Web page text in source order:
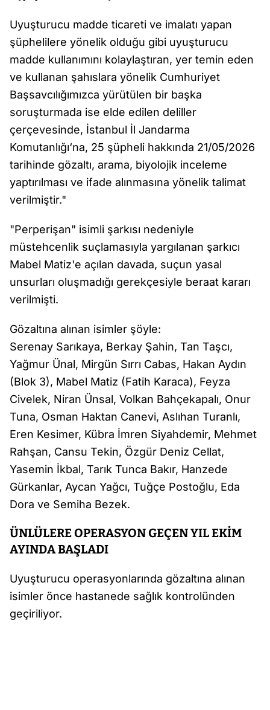
Uyuşturucu madde ticareti ve imalatı yapan
şüphelilere yönelik olduğu gibi uyuşturucu
madde kullanımını kolaylaştıran, yer temin eden
ve kullanan şahıslara yönelik Cumhuriyet
Başsavcılığımızca yürütülen bir başka
soruşturmada ise elde edilen deliller
çerçevesinde, İstanbul İl Jandarma
Komutanlığı‘na, 25 şüpheli hakkında 21/05/2026
tarihinde gözaltı, arama, biyolojik inceleme
yaptırılması ve ifade alınmasına yönelik talimat
verilmiştir."
"Perperişan" isimli şarkısı nedeniyle
müstehcenlik suçlamasıyla yargılanan şarkıcı
Mabel Matiz'e açılan davada, suçun yasal
unsurları oluşmadığı gerekçesiyle beraat kararı
verilmişti.
Gözaltına alınan isimler şöyle:
Serenay Sarıkaya, Berkay Şahin, Tan Taşcı,
Yağmur Ünal, Mirgün Sırrı Cabas, Hakan Aydın
(Blok 3), Mabel Matiz (Fatih Karaca), Feyza
Civelek, Niran Ünsal, Volkan Bahçekapalı, Onur
Tuna, Osman Haktan Canevi, Aslıhan Turanlı,
Eren Kesimer, Kübra İmren Siyahdemir, Mehmet
Rahşan, Cansu Tekin, Özgür Deniz Cellat,
Yasemin İkbal, Tarık Tunca Bakır, Hanzede
Gürkanlar, Aycan Yağcı, Tuğçe Postoğlu, Eda
Dora ve Semiha Bezek.
ÜNLÜLERE OPERASYON GEÇEN YIL EKİM
AYINDA BAŞLADI
Uyuşturucu operasyonlarında gözaltına alınan
isimler önce hastanede sağlık kontrolünden
geçiriliyor.